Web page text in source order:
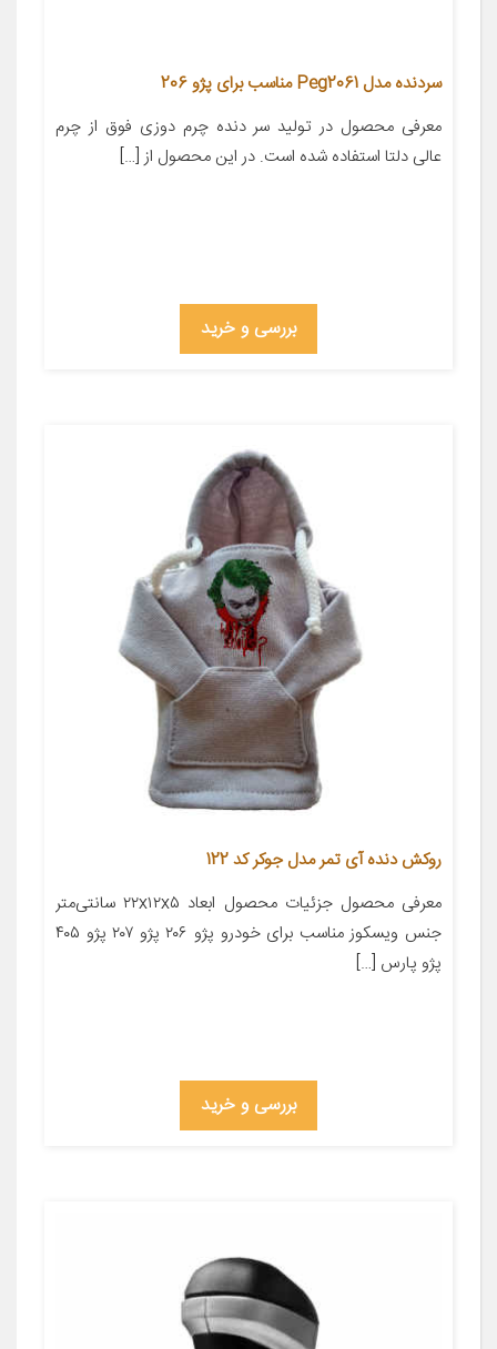
سردنده مدل Peg2061 مناسب برای پژو 206
معرفی محصول در تولید سر دنده چرم دوزی فوق از چرم
عالی دلتا استفاده شده است. در این محصول از […]
بررسی و خرید
روکش دنده آی تمر مدل جوکر کد 122
معرفی محصول جزئیات محصول ابعاد ۲۲x۱۲x۵ سانتی‌متر
جنس ویسکوز مناسب برای خودرو پژو ۲۰۶ پژو ۲۰۷ پژو ۴۰۵
پژو پارس […]
بررسی و خرید